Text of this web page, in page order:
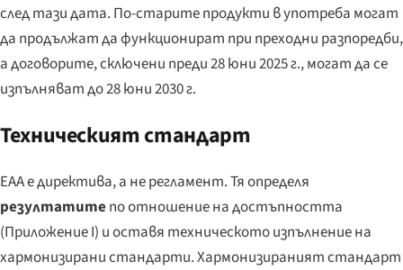
след тази дата. По-старите продукти в употреба могат
да продължат да функционират при преходни разпоредби,
а договорите, сключени преди 28 юни 2025 г., могат да се
изпълняват до 28 юни 2030 г.
Техническият стандарт
EAA е директива, а не регламент. Тя определя
резултатитепо отношение на достъпността
(Приложение I) и оставя техническото изпълнение на
хармонизирани стандарти. Хармонизираният стандарт